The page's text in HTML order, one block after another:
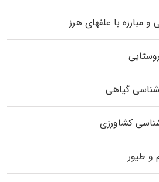
مبارزه با علفهای هرز
شناسی گیاهی
کشاورزی
و طیور